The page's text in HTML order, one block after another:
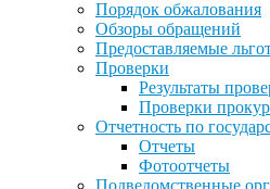
Порядок обжалования
Обзоры обращений
Предоставляемые
Проверки
Результаты
Проверки
Отчетность по
Отчеты
Фотоотчеты
Подведомственные